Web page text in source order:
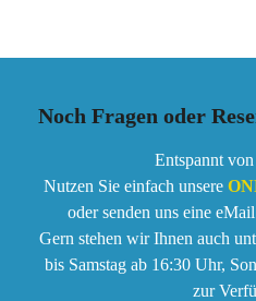
Noch Fragen oder
Entspannt
Nutzen Sie einfach unsere
oder senden uns eine
Gern stehen wir Ihnen auch
bis Samstag ab 16:30 Uhr,
zur